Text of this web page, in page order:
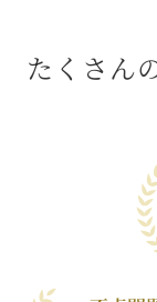
たくさん